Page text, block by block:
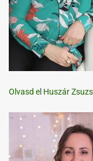
Olvasd el Huszár